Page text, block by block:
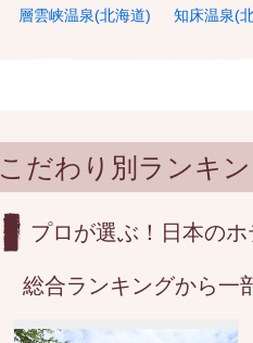
層雲峡温泉(北海道) 知床温泉(
こだわり別ランキ
プロが選ぶ！日本の
総合ランキングから一